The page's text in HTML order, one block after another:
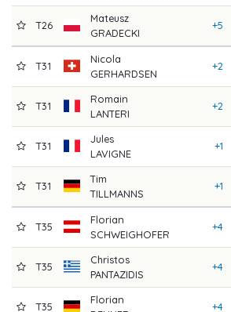
T26
Mateusz
GRADECKI
+5
T31
Nicola
GERHARDSEN
+2
T31
Romain
LANTERI
+2
T31
Jules
LAVIGNE
+1
T31
Tim
TILLMANNS
+1
T35
Florian
SCHWEIGHOFER
+4
T35
Christos
PANTAZIDIS
+4
T35
Florian
+4